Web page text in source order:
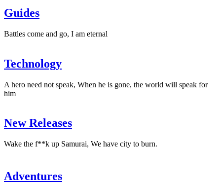
Guides
Battles come and go, I am eternal
Technology
A hero need not speak, When he is gone, the world will speak for
him
New Releases
Wake the f**k up Samurai, We have city to burn.
Adventures